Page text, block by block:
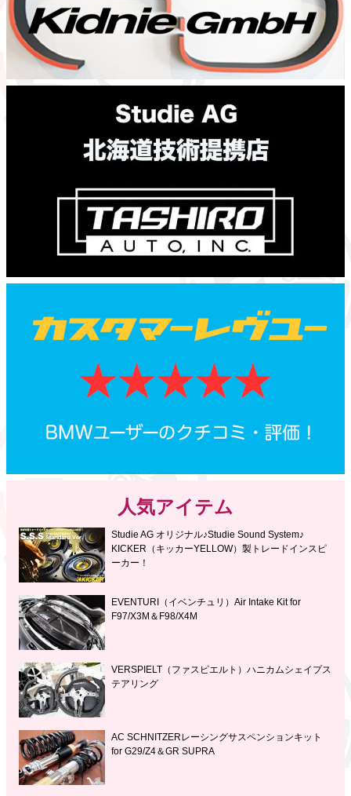
人気アイテム
Studie AG オリジナル♪Studie Sound System♪
KICKER（キッカーYELLOW）製トレードインスピ
ーカー！
EVENTURI（イベンチュリ）Air Intake Kit for
F97/X3M＆F98/X4M
VERSPIELT（ファスピエルト）ハニカムシェイプス
テアリング
AC SCHNITZERレーシングサスペンションキット
for G29/Z4＆GR SUPRA